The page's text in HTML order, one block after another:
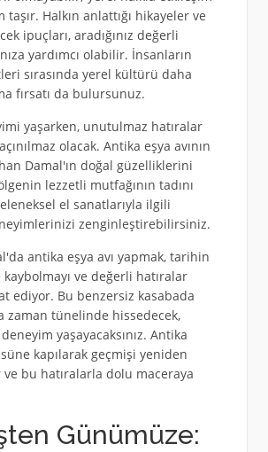
Halkın anlattığı hikayeler ve
ipuçları, aradığınız değerli
yardımcı olabilir. İnsanların
sırasında yerel kültürü daha
fırsatı da bulursunuz.
yaşarken, unutulmaz hatıralar
olacak. Antika eşya avının
Damal'ın doğal güzelliklerini
lezzetli mutfağının tadını
el sanatlarıyla ilgili
zenginleştirebilirsiniz.
antika eşya avı yapmak, tarihin
ve değerli hatıralar
ediyor. Bu benzersiz kasabada
zaman tünelinde hissedecek,
yaşayacaksınız. Antika
kapılarak geçmişi yeniden
bu hatıralarla dolu maceraya
Günümüze: